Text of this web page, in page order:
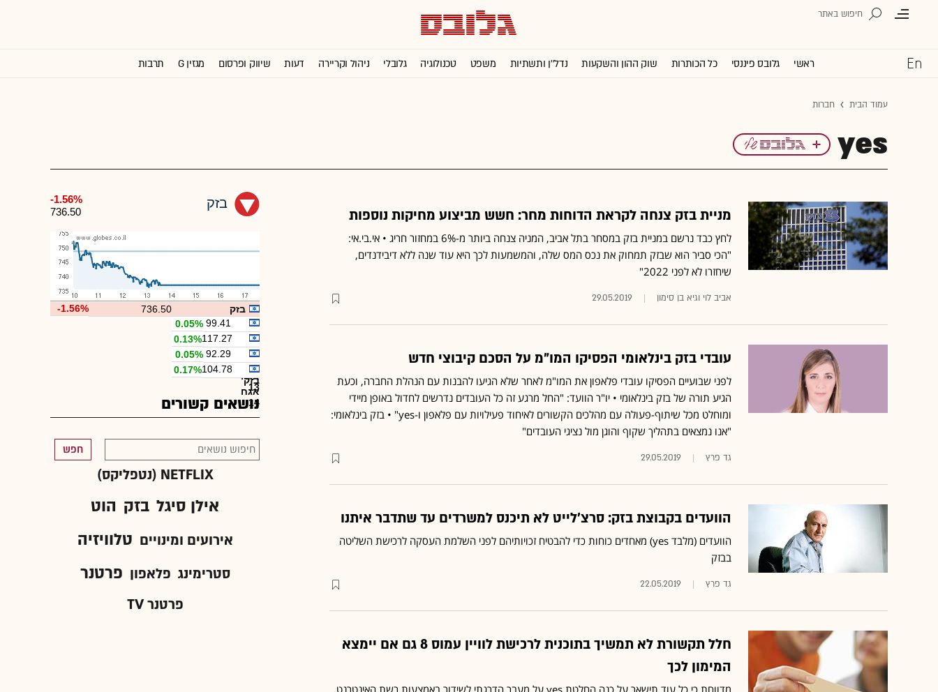
ראשי גלובס פיננסי כל הכותרות שוק ההון והשקעות נדל''ן ותשתיות משפט טכנולוגיה גלובלי ניהול וקריירה דעות שיווק ופרסום מגזין G תרבות
עמוד הבית חברות
yes
מניית בזק צנחה לקראת הדוחות מחר: חשש מביצוע מחיקות נוספות
לחץ כבד נרשם במניית בזק במסחר בתל אביב, המניה צנחה ביותר מ-6% במחזור חריג • אי.בי.אי:
"הכי סביר הוא שבזק תמחוק את נכס המס שלה, והמשמעות לכך היא עוד שנה ללא דיבידנדים,
שיחזרו לא לפני 2022"
אביב לוי וגיא בן סימון 29.05.2019
עובדי בזק בינלאומי הפסיקו המו"מ על הסכם קיבוצי חדש
לפני שבועיים הפסיקו עובדי פלאפון את המו"מ לאחר שלא הגיעו להבנות עם הנהלת החברה, וכעת
הגיע תורה של בזק בינלאומי • יו"ר הוועד: "החל מרגע זה כל העובדים נדרשים לחדול באופן מיידי
ומוחלט מכל שיתוף-פעולה עם מהלכים הקשורים לאיחוד פעילויות עם פלאפון ו-yes" • בזק בינלאומי:
"אנו נמצאים בתהליך שקוף והוגן מול נציגי העובדים"
גד פרץ 29.05.2019
הוועדים בקבוצת בזק: סרצ'לייט לא תיכנס למשרדים עד שתדבר איתנו
הוועדים (מלבד yes) מאחדים כוחות כדי להבטיח זכויותיהם לפני השלמת העסקה לרכישת השליטה
בבזק
גד פרץ 22.05.2019
חלל תקשורת לא תמשיך בתוכנית לרכישת לוויין עמוס 8 גם אם יימצא
המימון לכך
בזק
-1.56%
736.50
בזק 736.50
-1.56%
בזק
אגח
11
99.41
0.05%
בזק
אגח
12
117.27
0.13%
בזק
אגח
13
92.29
0.05%
בזק
אגח
14
104.78
0.17%
נושאים קשורים
חפש
NETFLIX (נטפליקס)
אילן סיגל בזק הוט
אירועים ומינויים טלוויזיה
סטרימינג פלאפון פרטנר
פרטנר TV